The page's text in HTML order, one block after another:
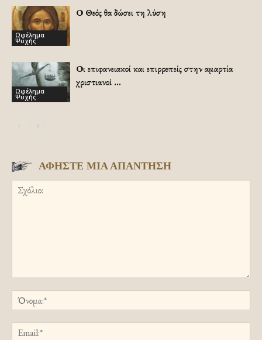
Ωφέλημα
Ψυχής
Ο Θεός θα δώσει τη λύση
Ωφέλημα
Ψυχής
Οι επιφανειακοί και επιρρεπείς στην αμαρτία
χριστιανοί …
ΑΦΗΣΤΕ ΜΙΑ ΑΠΑΝΤΗΣΗ